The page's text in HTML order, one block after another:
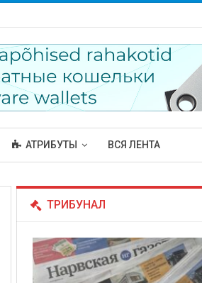
АТРИБУТЫ ВСЯ ЛЕНТА
ТРИБУНАЛ